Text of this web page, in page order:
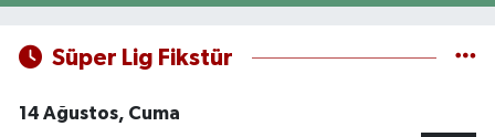
Süper Lig Fikstür
14 Ağustos, Cuma